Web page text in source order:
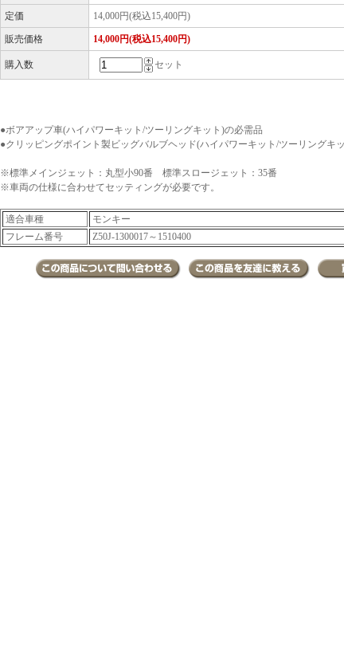
定価 14,000円(税込15,400円)
販売価格 14,000円(税込15,400円)
購入数 セット
●ボアアップ車(ハイパワーキット/ツーリングキット)の必需品
●クリッピングポイント製ビッグバルブヘッド(ハイパワーキット/ツーリングキ
※標準メインジェット：丸型小90番 標準スロージェット：35番
※車両の仕様に合わせてセッティングが必要です。
適合車種
モンキー
フレーム番号
Z50J-1300017～1510400